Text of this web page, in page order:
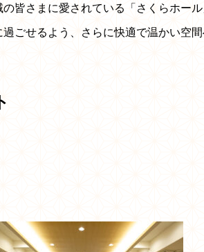
皆さまに愛されている「さくらホール
ごせるよう、さらに快適で温かい空